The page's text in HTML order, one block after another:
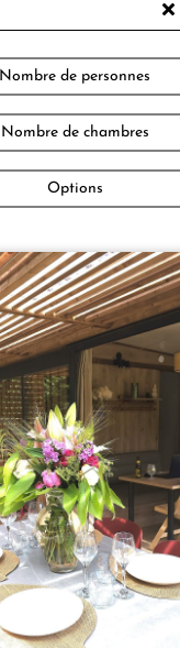
Nombre de personnes
Nombre de chambres
Options